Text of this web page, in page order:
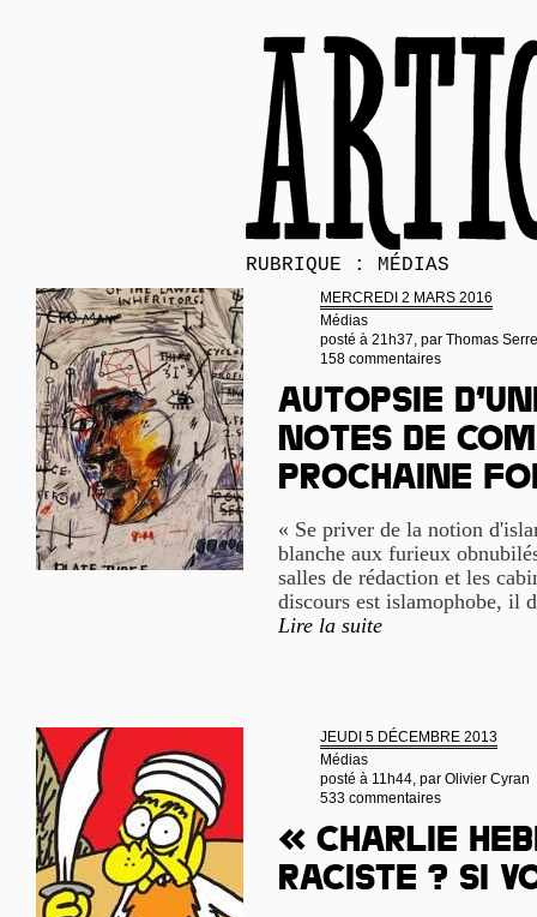
RUBRIQUE : MÉDIAS
MERCREDI 2 MARS 2016
Médias
posté à 21h37, par Thomas
158 commentaires
Autopsie
notes de
prochaine
« Se priver de la notion
blanche aux furieux
salles de rédaction et les
discours est islamophobe, il
Lire la suite
JEUDI 5 DÉCEMBRE 2013
Médias
posté à 11h44, par Olivier Cyran
533 commentaires
« Charlie
raciste ? Si